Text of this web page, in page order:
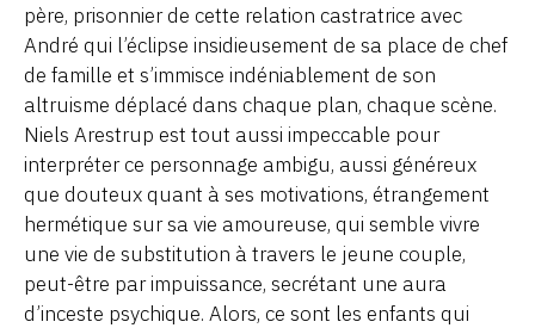
père, prisonnier de cette relation castratrice avec
André qui l’éclipse insidieusement de sa place de chef
de famille et s’immisce indéniablement de son
altruisme déplacé dans chaque plan, chaque scène.
Niels Arestrup est tout aussi impeccable pour
interpréter ce personnage ambigu, aussi généreux
que douteux quant à ses motivations, étrangement
hermétique sur sa vie amoureuse, qui semble vivre
une vie de substitution à travers le jeune couple,
peut-être par impuissance, secrétant une aura
d’inceste psychique. Alors, ce sont les enfants qui